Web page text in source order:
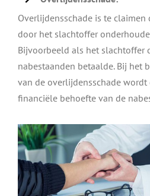
Overlijdensschade is te
door het slachtoffer
Bijvoorbeeld als het slachtoffer
nabestaanden betaalde. Bij het
van de overlijdensschade wordt
financiële behoefte van de